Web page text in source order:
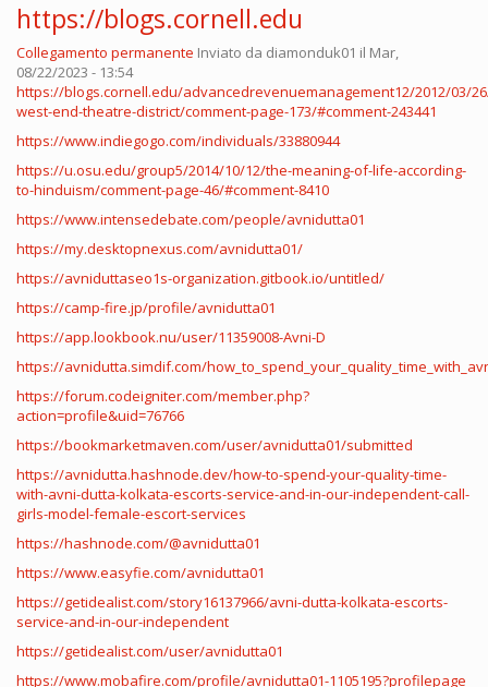
https://blogs.cornell.edu
Collegamento permanente Inviato da diamonduk01 il Mar,
08/22/2023 - 13:54
https://blogs.cornell.edu/advancedrevenuemanagement12/2012/03/
west-end-theatre-district/comment-page-173/#comment-243441
https://www.indiegogo.com/individuals/33880944
https://u.osu.edu/group5/2014/10/12/the-meaning-of-life-according-
to-hinduism/comment-page-46/#comment-8410
https://www.intensedebate.com/people/avnidutta01
https://my.desktopnexus.com/avnidutta01/
https://avniduttaseo1s-organization.gitbook.io/untitled/
https://camp-fire.jp/profile/avnidutta01
https://app.lookbook.nu/user/11359008-Avni-D
https://avnidutta.simdif.com/
https://forum.codeigniter.com/member.php?
action=profile&uid=76766
https://bookmarketmaven.com/user/avnidutta01/submitted
https://avnidutta.hashnode.dev/how-to-spend-your-quality-time-
with-avni-dutta-kolkata-escorts-service-and-in-our-independent-call-
girls-model-female-escort-services
https://hashnode.com/@avnidutta01
https://www.easyfie.com/avnidutta01
https://getidealist.com/story16137966/avni-dutta-kolkata-escorts-
service-and-in-our-independent
https://getidealist.com/user/avnidutta01
https://www.mobafire.com/profile/avnidutta01-1105195?profilepage